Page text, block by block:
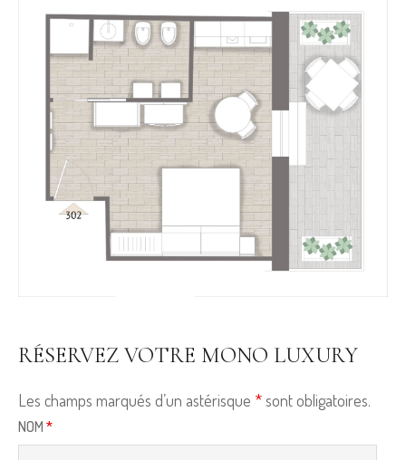
RÉSERVEZ VOTRE MONO LUXURY
Les champs marqués d’un astérisque *sont obligatoires.
NOM *